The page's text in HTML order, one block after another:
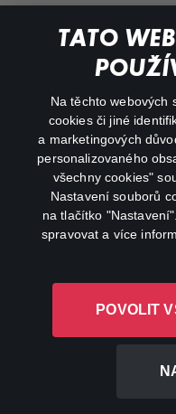
TATO
Na těchto webových
cookies či jiné
a marketingových
personalizovaného
všechny cookies"
Nastavení souborů
na tlačítko
spravovat a více
POVOLIT
My profile
facebook
L-1246 Luxembourg R.C.S.